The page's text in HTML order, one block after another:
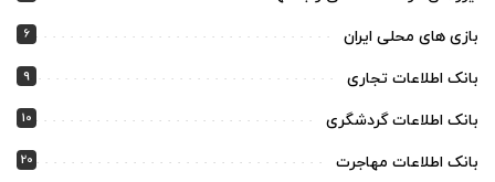
بازی های محلی ایران 6
بانک اطلاعات تجاری 9
بانک اطلاعات گردشگری 10
بانک اطلاعات مهاجرت 20